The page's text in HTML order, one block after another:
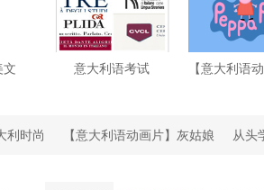
文 意大利语考试
利时尚 【意大利语动画片】灰姑娘 从头